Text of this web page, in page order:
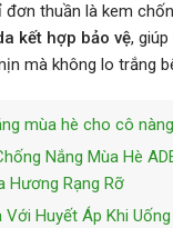
thuần là kem
kết hợp bảo vệ,
mà không lo trắng
mùa hè cho cô
Nắng Mùa Hè
Hương Rạng Rỡ
Với Huyết Áp Khi